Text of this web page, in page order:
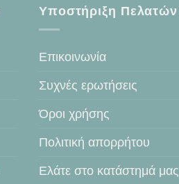
Υποστήριξη Πελατών
Επικοινωνία
Συχνές ερωτήσεις
Όροι χρήσης
Πολιτική απορρήτου
Ελάτε στο κατάστημά μας